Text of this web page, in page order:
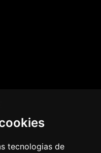
tecnologias de